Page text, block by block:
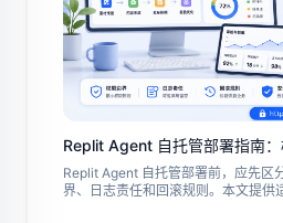
Replit Agent 自托管部署指南
Replit Agent 自托管部署前，应先区
界、日志责任和回滚规则。本文提供